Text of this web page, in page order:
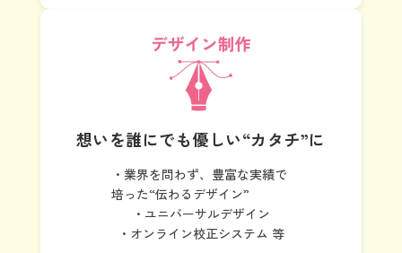
想いを誰にでも優しい“カタチ”に
・業界を問わず、豊富な実績で
培った“伝わるデザイン”
・ユニバーサルデザイン
・オンライン校正システム 等